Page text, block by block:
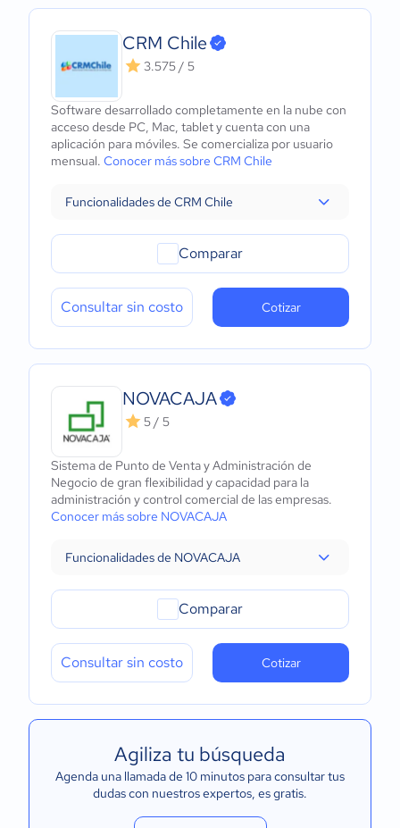
CRM Chile
3.575 / 5
Software desarrollado completamente en la nube con
acceso desde PC, Mac, tablet y cuenta con una
aplicación para móviles. Se comercializa por usuario
mensual. Conocer más sobre CRM Chile
Funcionalidades de CRM Chile
Comparar
Consultar sin costo Cotizar
NOVACAJA
5 / 5
Sistema de Punto de Venta y Administración de
Negocio de gran flexibilidad y capacidad para la
administración y control comercial de las empresas.
Conocer más sobre NOVACAJA
Funcionalidades de NOVACAJA
Comparar
Consultar sin costo Cotizar
Agiliza tu búsqueda
Agenda una llamada de 10 minutos para consultar tus
dudas con nuestros expertos, es gratis.